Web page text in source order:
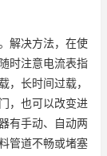
解决方法，在使
时注意电流表指
，长时间过载，
，也可以改变进
有手动、自动两
管道不畅或堵塞